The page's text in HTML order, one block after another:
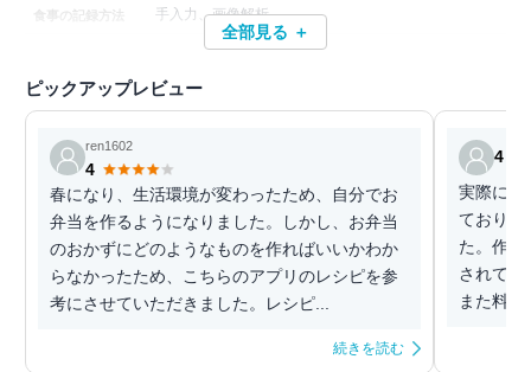
食事の記録方法 手入力、画像解析
全部見る ＋
ピックアップレビュー
ren1602
4
春になり、生活環境が変わったため、自分でお
弁当を作るようになりました。しかし、お弁当
のおかずにどのようなものを作ればいいかわか
らなかったため、こちらのアプリのレシピを参
考にさせていただきました。レシピ...
続きを読む
4
実際に利
ており初
た。作り
されてい
また料